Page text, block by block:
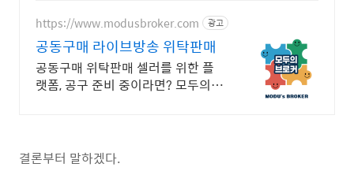
https://www.modusbroker.com 광고
공동구매 라이브방송 위탁판매
공동구매 위탁판매 셀러를 위한 플
랫폼, 공구 준비 중이라면? 모두의브
결론부터 말하겠다.